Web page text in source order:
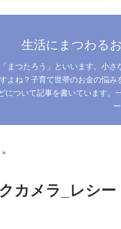
生活にまつわる
まつたろう」といいます。小
よね？子育て世帯のお金の悩
について記事を書いています
»
カメラ_レシー